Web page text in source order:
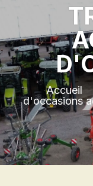
Accueil
d'occasions